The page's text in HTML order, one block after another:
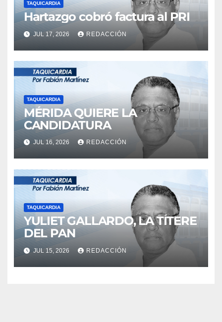
TAQUICARDIA
Hartazgo cobró factura al PRI
JUL 17, 2026 REDACCIÓN
TAQUICARDIA
MÉRIDA QUIERE LA
CANDIDATURA
JUL 16, 2026 REDACCIÓN
TAQUICARDIA
YULIET GALLARDO, LA TÍTERE
DEL PAN
JUL 15, 2026 REDACCIÓN